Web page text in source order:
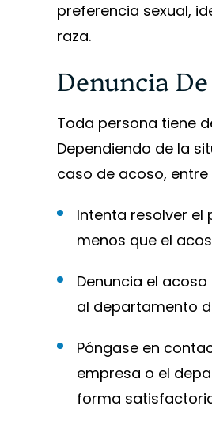
preferencia sexual,
raza.
Denuncia
Toda persona tiene
Dependiendo de la
caso de acoso, entre
Intenta resolver
menos que el
Denuncia el
al departamento
Póngase en
empresa o el
forma